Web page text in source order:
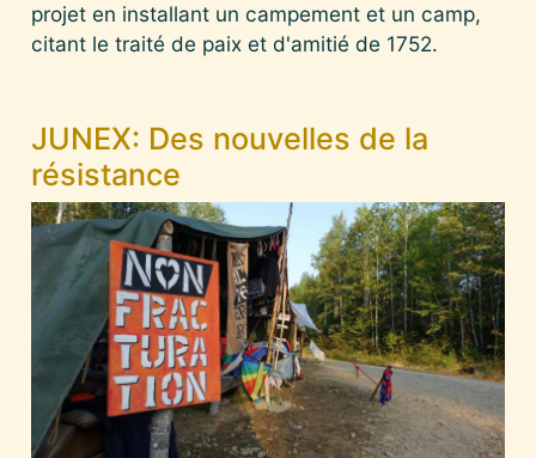
projet en installant un campement et un camp,
citant le traité de paix et d'amitié de 1752.
JUNEX: Des nouvelles de la
résistance